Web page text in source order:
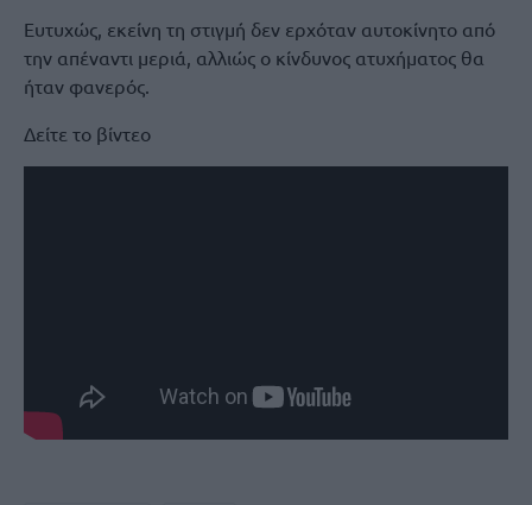
Ευτυχώς, εκείνη τη στιγμή δεν ερχόταν αυτοκίνητο από
την απέναντι μεριά, αλλιώς ο κίνδυνος ατυχήματος θα
ήταν φανερός.
Δείτε το βίντεο